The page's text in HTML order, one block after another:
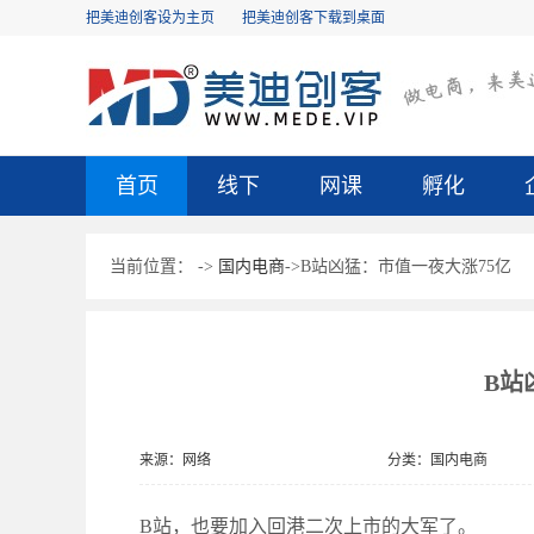
把美迪创客设为主页 把美迪创客下载到桌面
首页 线下 网课 孵化
当前位置： -> 国内电商->B站凶猛：市值一夜大涨75亿
B站
来源：网络 分类：国内电商
B站，也要加入回港二次上市的大军了。